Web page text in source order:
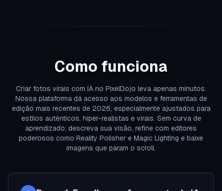
Como funciona
Criar fotos virais com IA no PixelDojo leva apenas minutos.
Nossa plataforma dá acesso aos modelos e ferramentas de
edição mais recentes de 2026, especialmente ajustados para
estilos autênticos, hiper-realistas e virais. Sem curva de
aprendizado: descreva sua visão, refine com editores
poderosos como Reality Polisher e Magic Lighting e baixe
imagens que param o scroll.